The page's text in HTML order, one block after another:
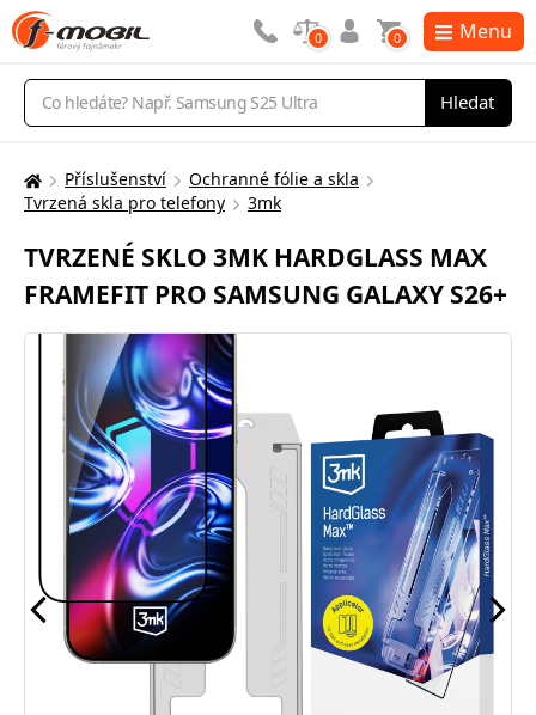
Vyhledávání
Hledat
0 0 Menu
Zde
nacházíte:
Příslušenství
Ochranné fólie a skla
Tvrzená skla pro telefony
3mk
TVRZENÉ SKLO 3MK HARDGLASS MAX
FRAMEFIT PRO SAMSUNG GALAXY S26+